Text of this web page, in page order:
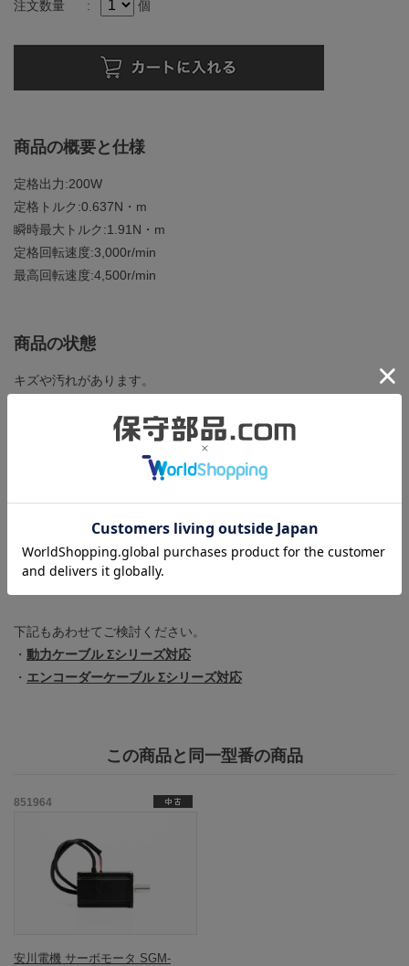
注文数量 : 個
商品の概要と仕様
定格出力:200W
定格トルク:0.637N・m
瞬時最大トルク:1.91N・m
定格回転速度:3,000r/min
最高回転速度:4,500r/min
商品の状態
キズや汚れがあります。
内部の電線に影響はありません。
モータから出ている2本のケーブル(動力ケーブル及びエンコーダ
ーケーブル)の長さが本来は300mmですが、本製品は240mm程度
きること、及び、異音や芯振れがないことを確認しています。
複数個ご用意いたしましたが、それぞれ製造時期が異なります
下記もあわせてご検討ください。
・ 動力ケーブル Σシリーズ対応
・ エンコーダーケーブル Σシリーズ対応
この商品と同一型番の商品
851964
安川電機 サーボモータ SGM-